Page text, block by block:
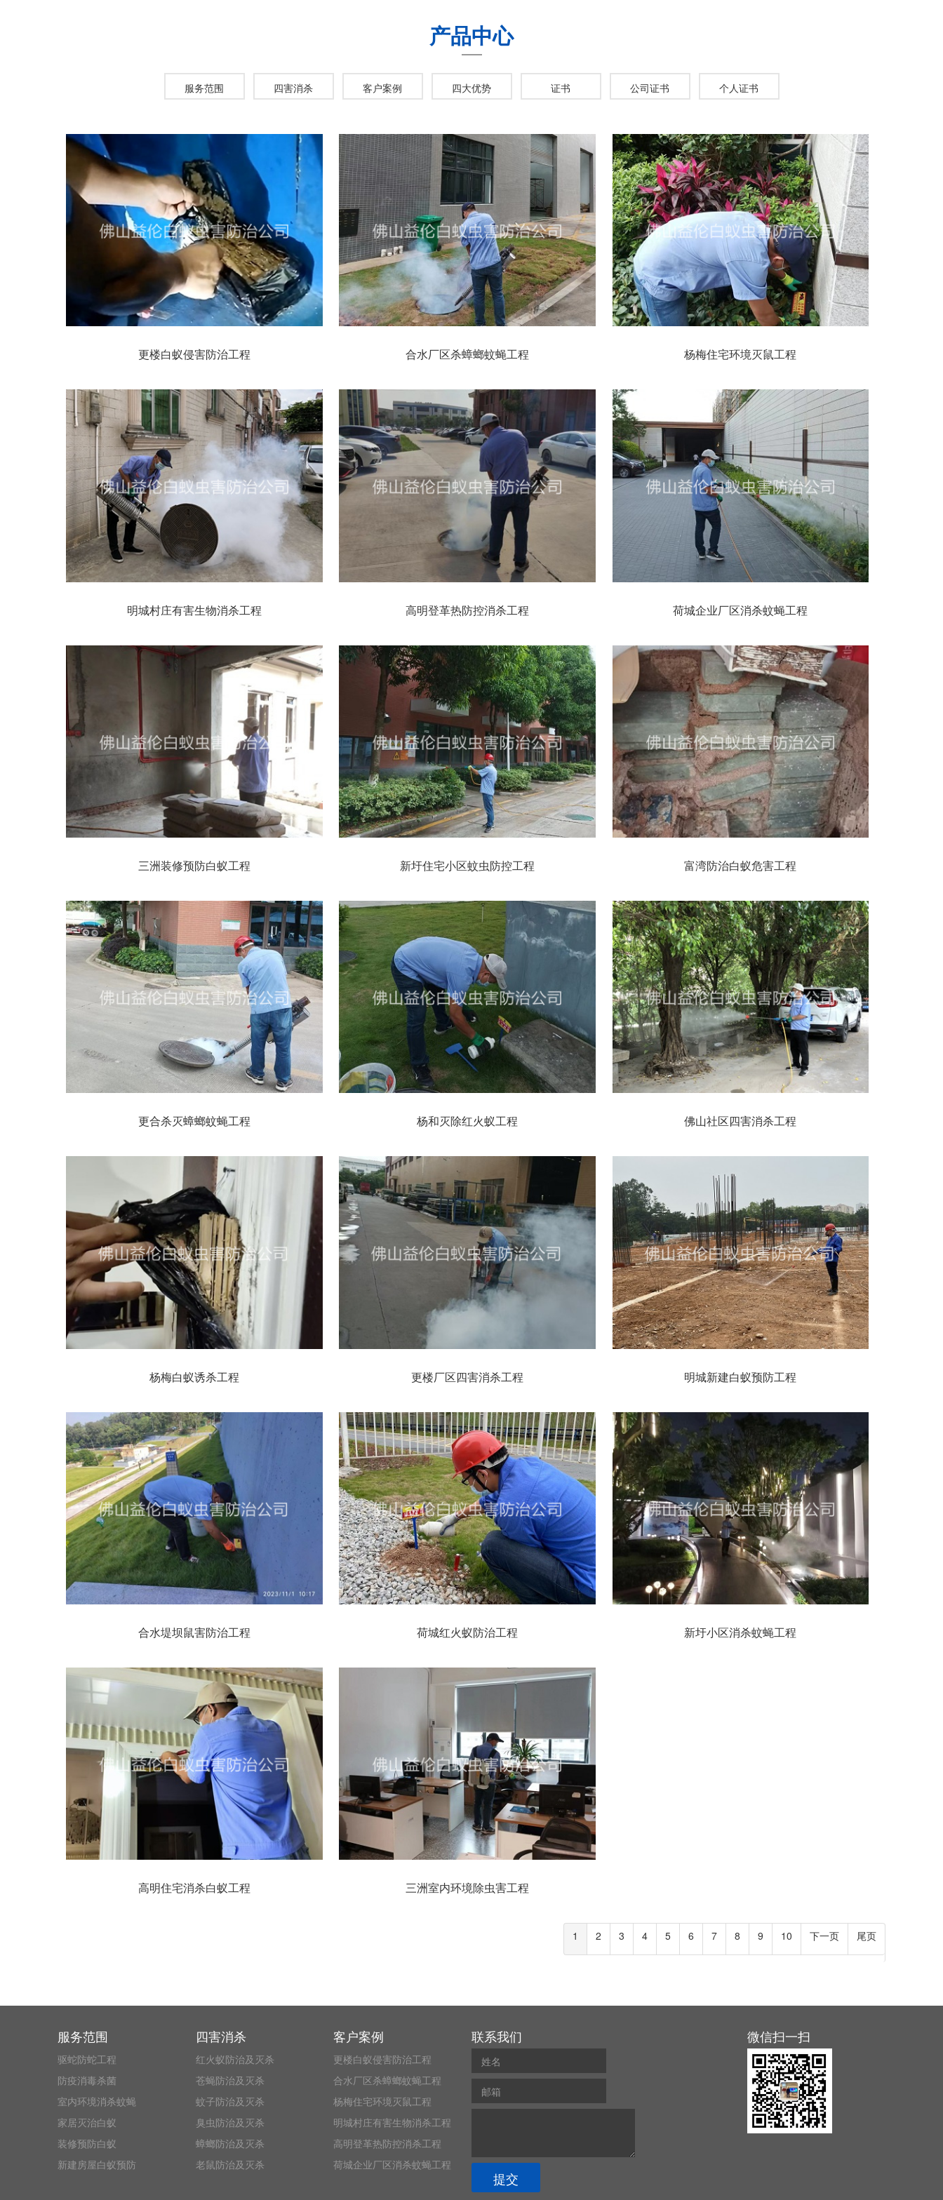
产品中心
服务范围 四害消杀 客户案例 四大优势 证书 公司证书 个人证书
更楼白蚁侵害防治工程 合水厂区杀蟑螂蚊蝇工程 杨梅住宅环境灭鼠工程
明城村庄有害生物消杀工程 高明登革热防控消杀工程 荷城企业厂区消杀蚊蝇工程
三洲装修预防白蚁工程 新圩住宅小区蚊虫防控工程 富湾防治白蚁危害工程
更合杀灭蟑螂蚊蝇工程 杨和灭除红火蚁工程 佛山社区四害消杀工程
杨梅白蚁诱杀工程 更楼厂区四害消杀工程 明城新建白蚁预防工程
合水堤坝鼠害防治工程 荷城红火蚁防治工程 新圩小区消杀蚊蝇工程
高明住宅消杀白蚁工程 三洲室内环境除虫害工程
1 2 3 4 5 6 7 8 9 10 下一页 尾页
服务范围
驱蛇防蛇工程
防疫消毒杀菌
室内环境消杀蚊蝇
家居灭治白蚁
装修预防白蚁
新建房屋白蚁预防
四害消杀
红火蚁防治及灭杀
苍蝇防治及灭杀
蚊子防治及灭杀
臭虫防治及灭杀
蟑螂防治及灭杀
老鼠防治及灭杀
客户案例
更楼白蚁侵害防治工程
合水厂区杀蟑螂蚊蝇工程
杨梅住宅环境灭鼠工程
明城村庄有害生物消杀工程
高明登革热防控消杀工程
荷城企业厂区消杀蚊蝇工程
联系我们 微信扫一扫